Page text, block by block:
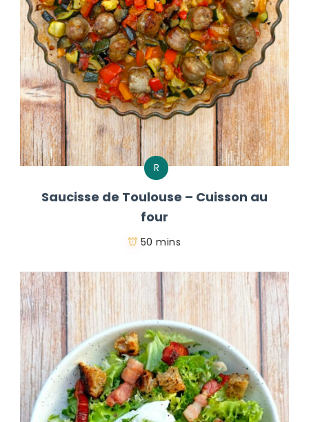
R
Saucisse de Toulouse – Cuisson au
four
50 mins